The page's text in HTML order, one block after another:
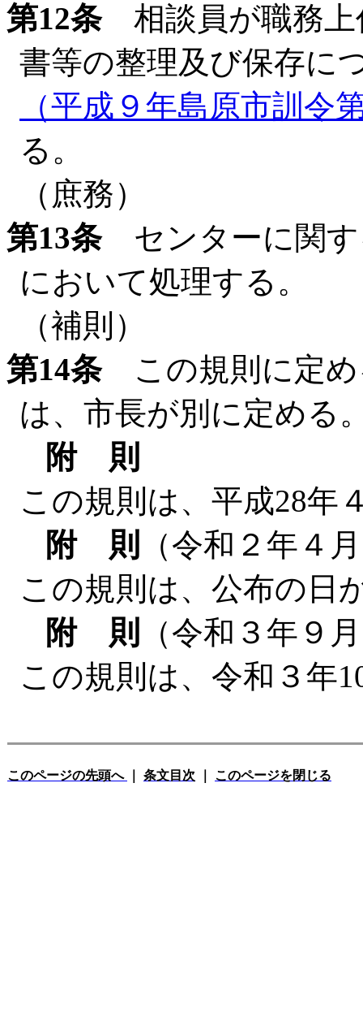
第12条相談員が職務上
書等の整理及び保存に
（平成９年島原市訓令
る。
（庶務）
第13条センターに関す
において処理する。
（補則）
第14条この規則に定め
は、市長が別に定める
附 則
この規則は、平成28年
附 則
（令和２年４
この規則は、公布の日
附 則
（令和３年９
この規則は、令和３年
このページの先頭へ 条文目次 このページを閉じる